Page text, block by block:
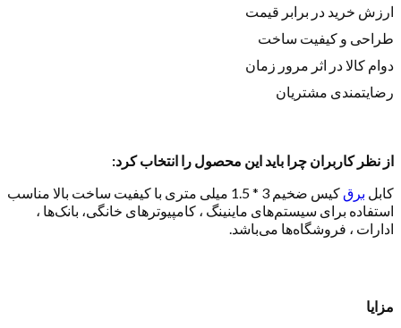
ارزش خرید در برابر قیمت
طراحی و کیفیت ساخت
دوام کالا در اثر مرور زمان
رضایتمندی مشتریان
از نظر کاربران چرا باید این محصول را انتخاب کرد:
کابل برق
کیس ضخیم 3 * 1.5 میلی متری با کیفیت ساخت بالا مناسب
استفاده برای سیستم‌های ماینینگ ، کامپیوترهای خانگی، بانک‌ها ،
ادارات ، فروشگاه‌ها می‌باشد.
مزایا